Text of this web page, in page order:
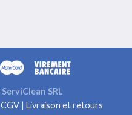
ServiClean SRL
CGV | Livraison et retours